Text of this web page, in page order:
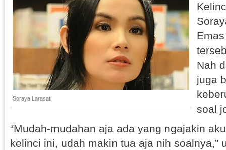
Soraya Larasati
Nah
juga
soal
“Mudah-mudahan aja ada yang ngajakin
kelinci ini, udah makin tua aja nih soalnya,”